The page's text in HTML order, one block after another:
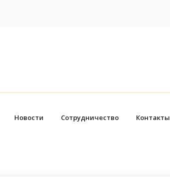
Новости Сотрудничество Контакты